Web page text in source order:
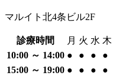
マルイト北4条ビル2F
診療時間 月 火 水 木
10:00 ～ 14:00 ● ● ● ●
15:00 ～ 19:00 ● ● ● ●